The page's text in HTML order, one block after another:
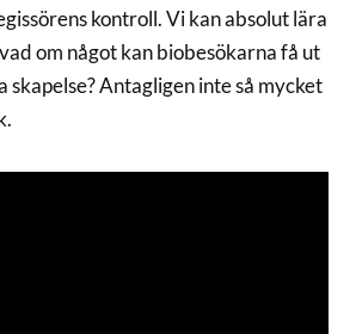
kontroll. Vi kan absolut lära
om något kan biobesökarna få ut
skapelse? Antagligen inte så mycket